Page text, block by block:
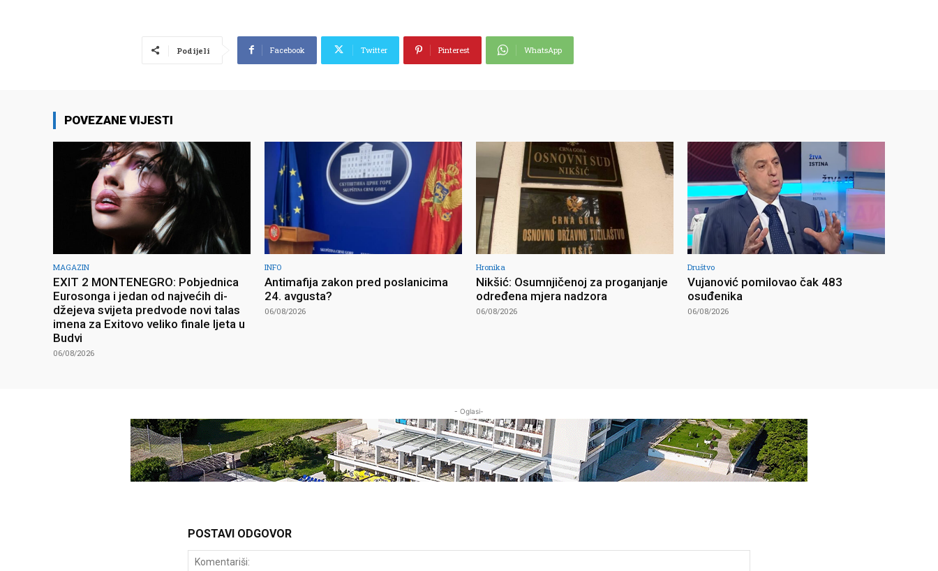
Podijeli Facebook Twitter Pinterest WhatsApp
POVEZANE VIJESTI
MAGAZIN
EXIT 2 MONTENEGRO: Pobjednica
Eurosonga i jedan od najvećih di-
džejeva svijeta predvode novi talas
imena za Exitovo veliko finale ljeta u
Budvi
06/08/2026
INFO
Antimafija zakon pred poslanicima
24. avgusta?
06/08/2026
Hronika
Nikšić: Osumnjičenoj za proganjanje
određena mjera nadzora
06/08/2026
Društvo
Vujanović pomilovao čak 483
osuđenika
06/08/2026
- Oglasi-
POSTAVI ODGOVOR